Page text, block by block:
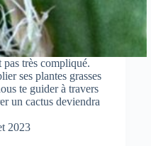
pas très compliqué.
ses plantes grasses
te guider à travers
un cactus deviendra
2023